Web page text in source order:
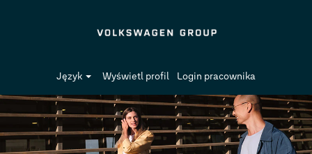
Język Wyświetl profil Login pracownika
Marketing
i
zarządzanie
produktem